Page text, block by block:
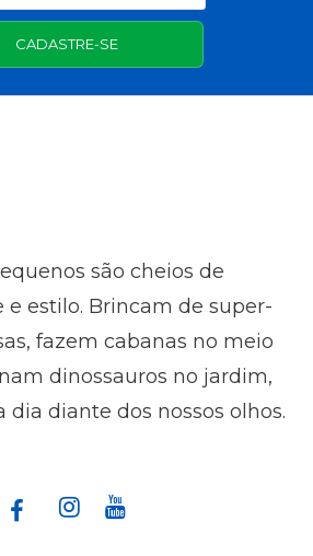
CADASTRE-SE
são cheios de
e estilo. Brincam de super-
fazem cabanas no meio
dinossauros no jardim,
dia diante dos nossos olhos.